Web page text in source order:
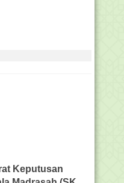
Keputusan